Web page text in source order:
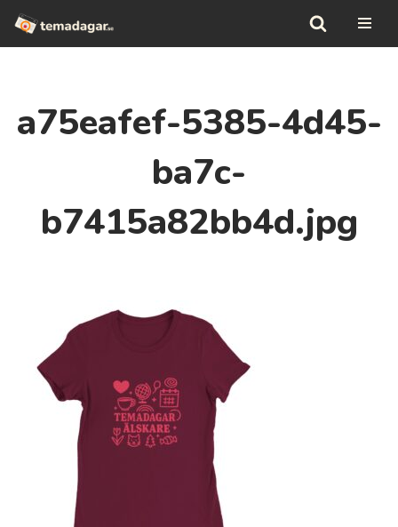
Hoppa
a75eafef-5385-4d45-
ba7c-
b7415a82bb4d.jpg